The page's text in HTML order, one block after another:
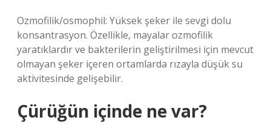
Ozmofilik/osmophil: Yüksek şeker ile sevgi dolu
konsantrasyon. Özellikle, mayalar ozmofilik
yaratıklardır ve bakterilerin geliştirilmesi için mevcut
olmayan şeker içeren ortamlarda rızayla düşük su
aktivitesinde gelişebilir.
Çürüğün içinde ne var?